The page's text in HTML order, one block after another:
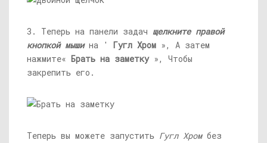
3. Теперь на панели задач щелкните правой
кнопкой мыши на ' Гугл Хром », А затем
нажмите« Брать на заметку», Чтобы
закрепить его.
Теперь вы можете запустить Гугл Хромбез